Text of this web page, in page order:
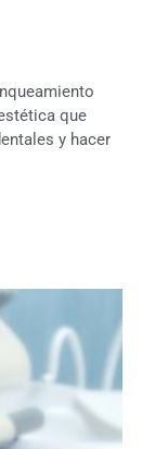
que
y hacer